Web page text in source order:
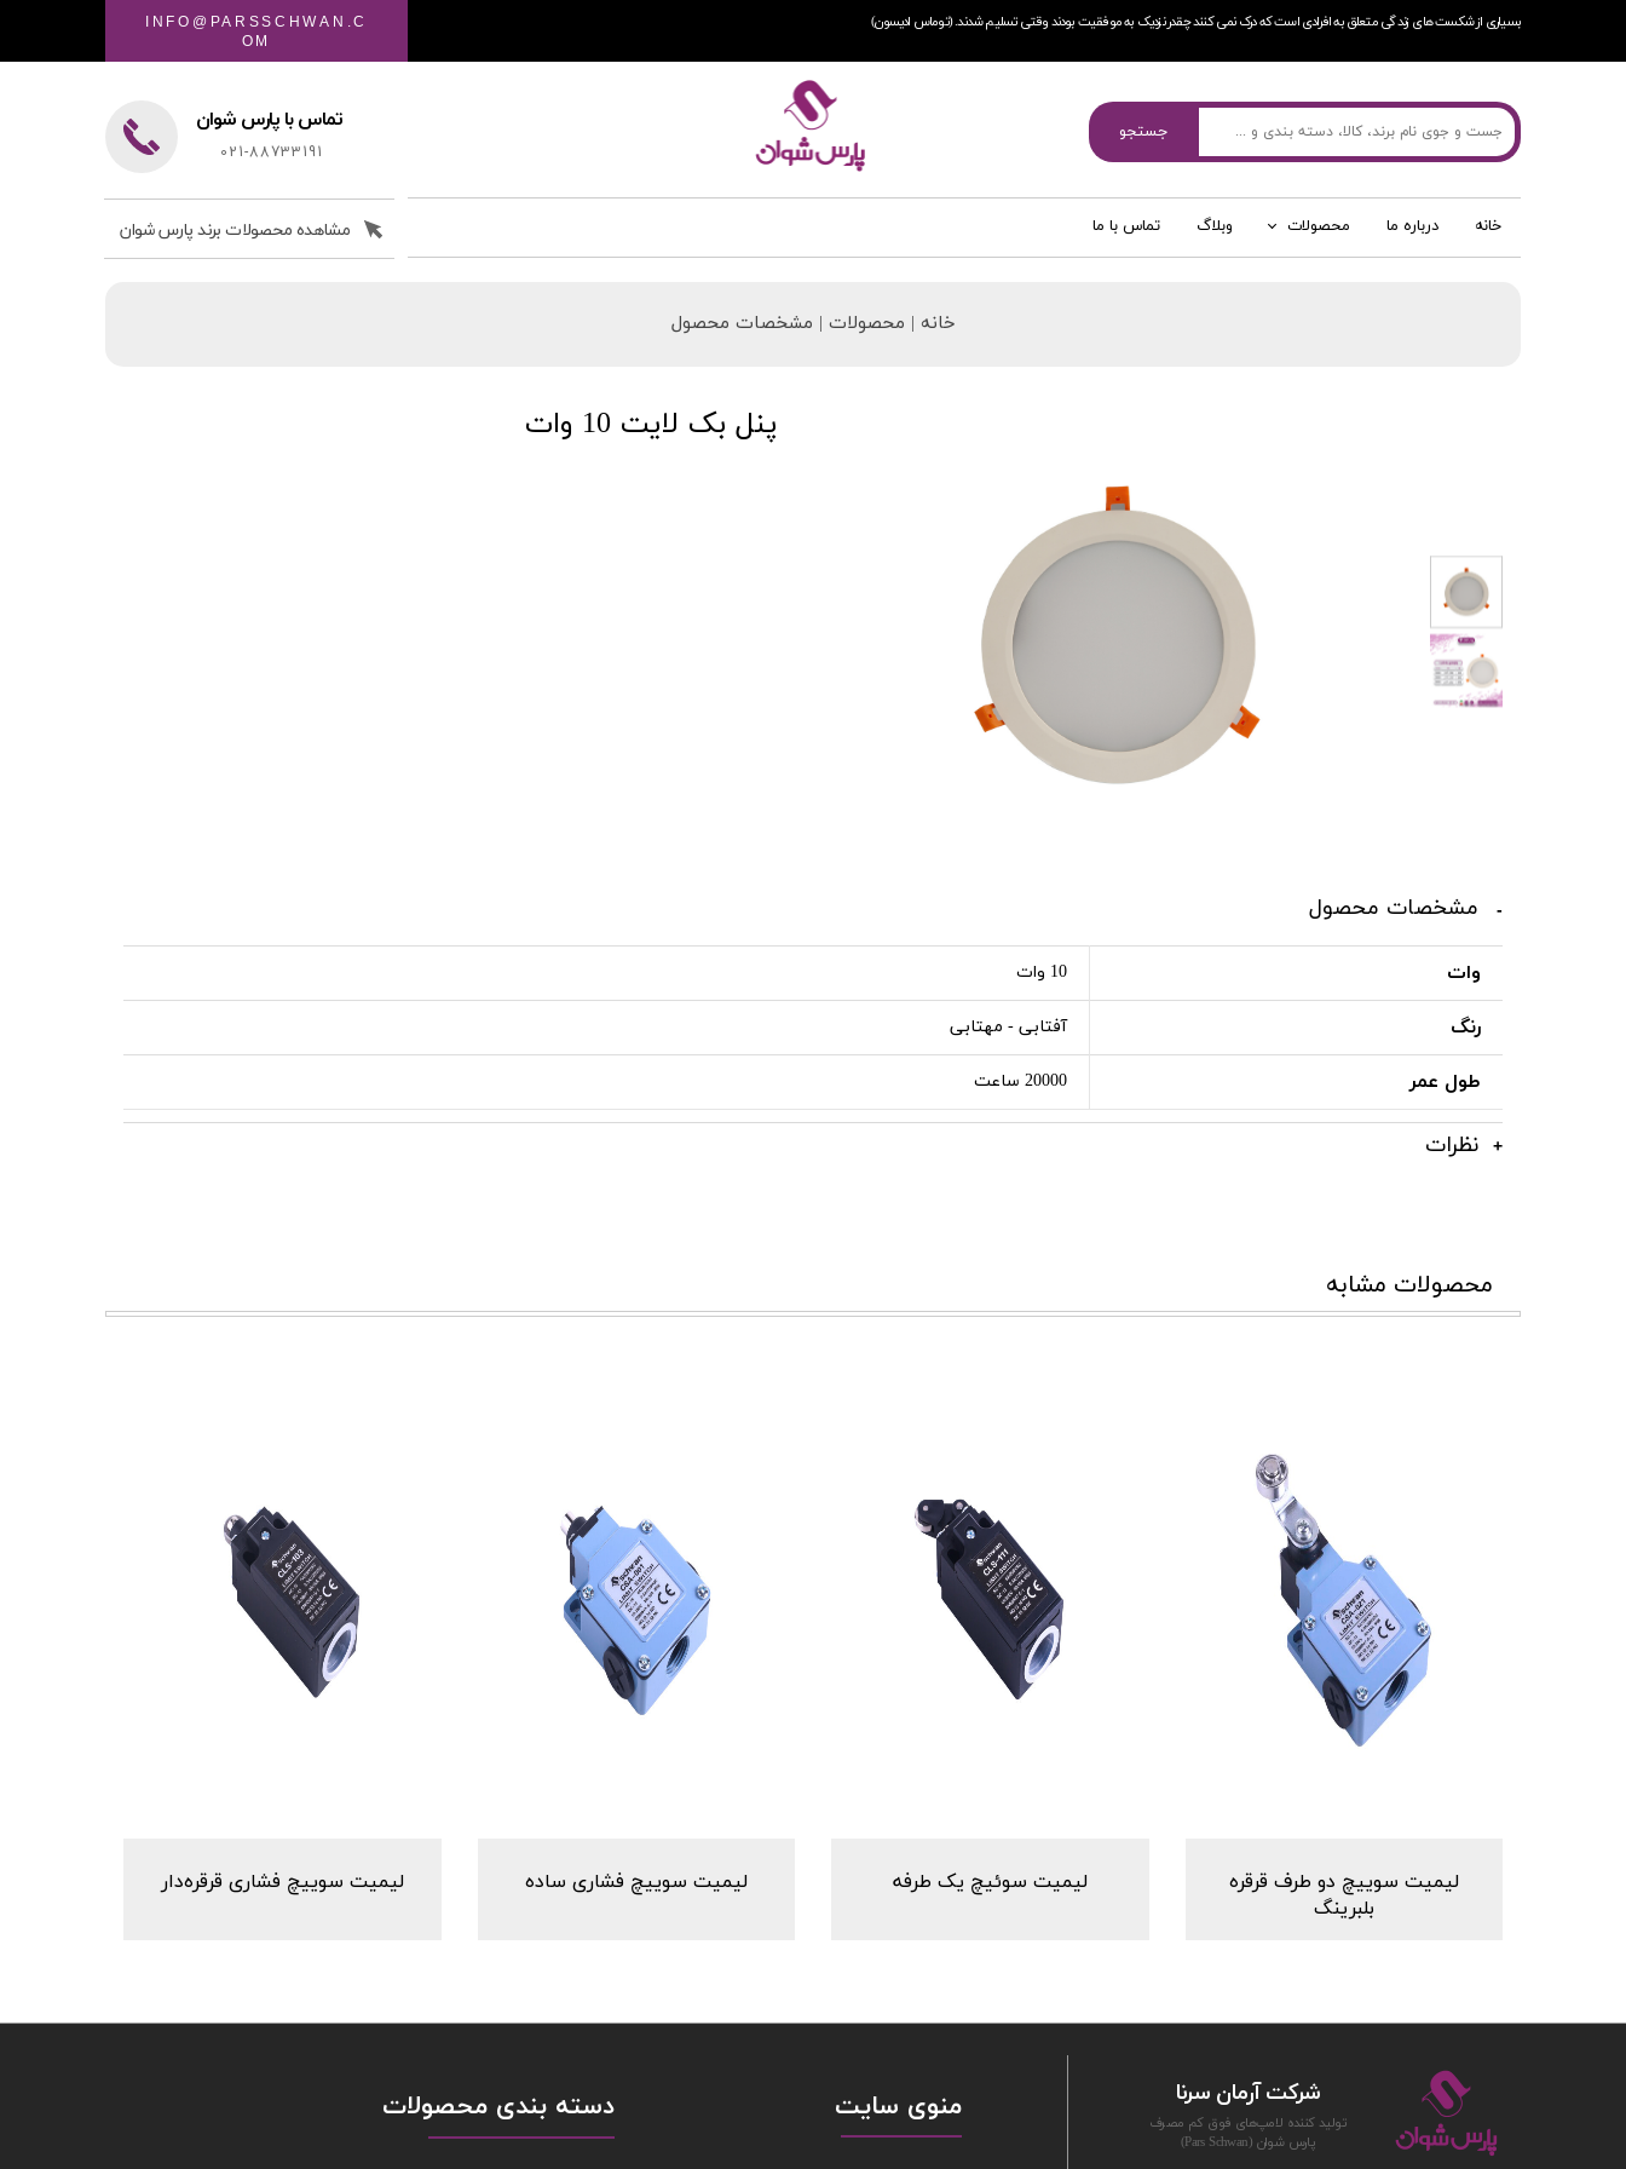
جستجو تماس با پارس شوان
021-88733191
بسیاری از شکست های زندگی متعلق به افرادی است که درک نمی کنند چقدر نزدیک به موفقیت بودند وقتی تسلیم شدند. (توماس ادیسون)
INFO@PARSSCHWAN.C
OM
خانه درباره ما محصولات وبلاگ تماس با ما مشاهده محصولات برند پارس شوان
خانه | محصولات | مشخصات محصول
پنل بک لایت 10 وات
مشخصات محصول
وات 10 وات
رنگ آفتابی - مهتابی
طول عمر 20000 ساعت
نظرات
محصولات مشابه
لیمیت سوییچ دو طرف قرقره
بلبرینگ
لیمیت سوئیچ یک طرفه لیمیت سوییچ فشاری ساده لیمیت سوییچ فشاری قرقره‌دار
شركت آرمان سرنا
توليد كننده لامپ‌های فوق كم مصرف
پارس‌ شوان (Pars Schwan)
منوی سایت دسته بندی محصولات